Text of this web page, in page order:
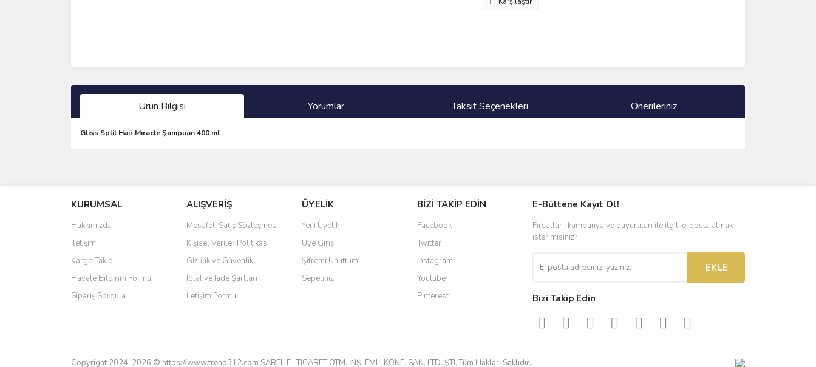
Ürün Bilgisi Yorumlar Taksit Seçenekleri Önerileriniz
Gliss Split Hair Mıracle Şampuan 400 ml
Ürün resmi kalitesiz, bozuk veya görüntülenemiyor.
Ürün açıklamasında eksik bilgiler bulunuyor.
Ürün bilgilerinde hatalar bulunuyor.
Ürün fiyatı diğer sitelerden daha pahalı.
Bu ürüne benzer farklı alternatifler olmalı.
KURUMSAL
Hakkımızda
İletişim
Kargo Takibi
Havale Bildirim Formu
Sipariş Sorgula
ALIŞVERİŞ
Mesafeli Satış Sözleşmesi
Kişisel Veriler Politikası
Gizlilik ve Güvenlik
İptal ve İade Şartları
İletişim Formu
ÜYELİK
Yeni Üyelik
Üye Girişi
Şifremi Unuttum
Sepetiniz
BİZİ TAKİP EDİN
Facebook
Twitter
Instagram
Youtube
Pinterest
E-Bültene Kayıt Ol!
Fırsatları, kampanya ve duyuruları ile ilgili e-posta almak
ister misiniz?
EKLE
Bizi Takip Edin
Copyright 2024-2026 © https://www.trend312.com SAREL E- TİCARET OTM. İNŞ. EML. KONF. SAN. LTD. ŞTİ. Tüm Hakları Saklıdır.